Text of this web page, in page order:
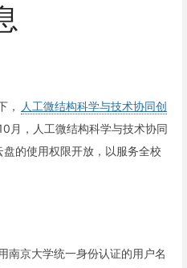
，
人工微结构科学与技术协同创
月，人工微结构科学与技术协同
盘的使用权限开放，以服务全校
南京大学统一身份认证的用户名